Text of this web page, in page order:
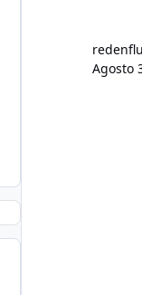
redenflu
Agosto